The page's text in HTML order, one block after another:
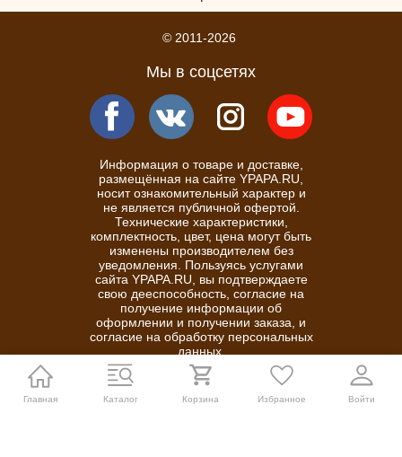
© 2011-2026
Мы в соцсетях
Информация о товаре и доставке,
размещённая на сайте YPAPA.RU,
носит ознакомительный характер и
не является публичной офертой.
Технические характеристики,
комплектность, цвет, цена могут быть
изменены производителем без
уведомления. Пользуясь услугами
сайта YPAPA.RU, вы подтверждаете
свою дееспособность, согласие на
получение информации об
оформлении и получении заказа, и
согласие на обработку персональных
данных.
Политика конфиденциальности
Главная Каталог Корзина Избранное Войти